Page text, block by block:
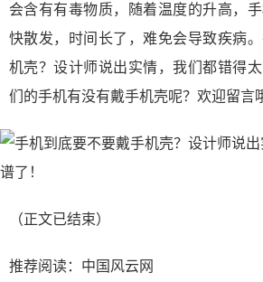
会含有有毒物质，随着温度的升高，
快散发，时间长了，难免会导致疾病
机壳？设计师说出实情，我们都错得
们的手机有没有戴手机壳呢？欢迎留言
（正文已结束）
推荐阅读： 中国风云网